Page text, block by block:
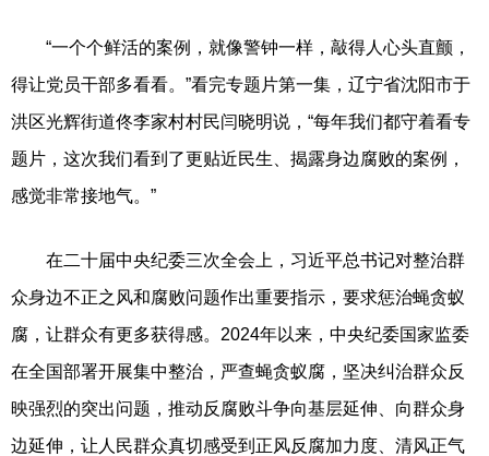
“一个个鲜活的案例，就像警钟一样，敲得人心头直颤，
得让党员干部多看看。”看完专题片第一集，辽宁省沈阳市于
洪区光辉街道佟李家村村民闫晓明说，“每年我们都守着看专
题片，这次我们看到了更贴近民生、揭露身边腐败的案例，
感觉非常接地气。”
在二十届中央纪委三次全会上，习近平总书记对整治群
众身边不正之风和腐败问题作出重要指示，要求惩治蝇贪蚁
腐，让群众有更多获得感。2024年以来，中央纪委国家监委
在全国部署开展集中整治，严查蝇贪蚁腐，坚决纠治群众反
映强烈的突出问题，推动反腐败斗争向基层延伸、向群众身
边延伸，让人民群众真切感受到正风反腐加力度、清风正气